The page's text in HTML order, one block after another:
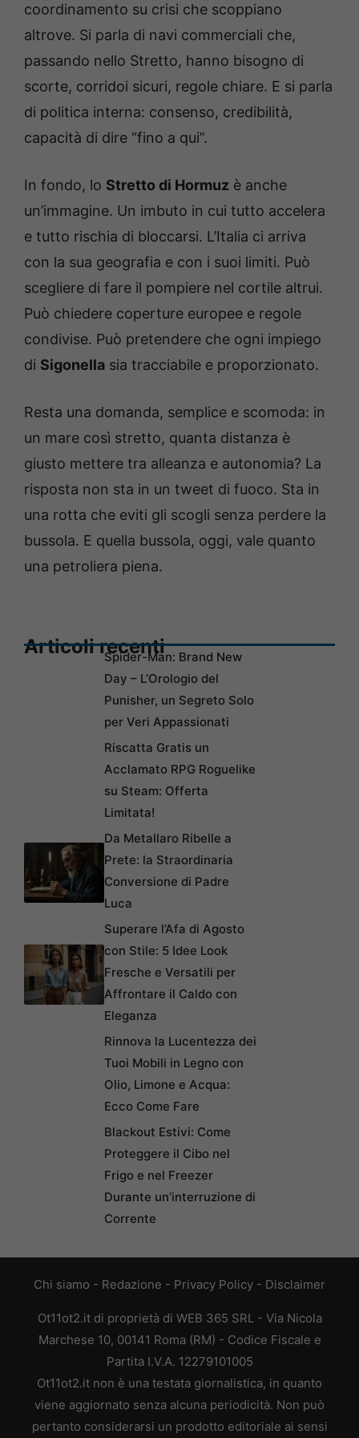
coordinamento su crisi che scoppiano
altrove. Si parla di navi commerciali che,
passando nello Stretto, hanno bisogno di
scorte, corridoi sicuri, regole chiare. E si parla
di politica interna: consenso, credibilità,
capacità di dire “fino a qui”.
In fondo, lo Stretto di Hormuz è anche
un’immagine. Un imbuto in cui tutto accelera
e tutto rischia di bloccarsi. L’Italia ci arriva
con la sua geografia e con i suoi limiti. Può
scegliere di fare il pompiere nel cortile altrui.
Può chiedere coperture europee e regole
condivise. Può pretendere che ogni impiego
di Sigonella sia tracciabile e proporzionato.
Resta una domanda, semplice e scomoda: in
un mare così stretto, quanta distanza è
giusto mettere tra alleanza e autonomia? La
risposta non sta in un tweet di fuoco. Sta in
una rotta che eviti gli scogli senza perdere la
bussola. E quella bussola, oggi, vale quanto
una petroliera piena.
Articoli recentiSpider-Man: Brand New
Day – L’Orologio del
Punisher, un Segreto Solo
per Veri Appassionati
Riscatta Gratis un
Acclamato RPG Roguelike
su Steam: Offerta
Limitata!
Da Metallaro Ribelle a
Prete: la Straordinaria
Conversione di Padre
Luca
Superare l’Afa di Agosto
con Stile: 5 Idee Look
Fresche e Versatili per
Affrontare il Caldo con
Eleganza
Rinnova la Lucentezza dei
Tuoi Mobili in Legno con
Olio, Limone e Acqua:
Ecco Come Fare
Blackout Estivi: Come
Proteggere il Cibo nel
Frigo e nel Freezer
Durante un’interruzione di
Corrente
Chi siamo - Redazione - Privacy Policy - Disclaimer
Ot11ot2.it di proprietà di WEB 365 SRL - Via Nicola
Marchese 10, 00141 Roma (RM) - Codice Fiscale e
Partita I.V.A. 12279101005
Ot11ot2.it non è una testata giornalistica, in quanto
viene aggiornato senza alcuna periodicità. Non può
pertanto considerarsi un prodotto editoriale ai sensi